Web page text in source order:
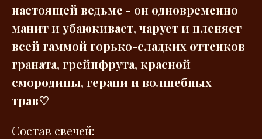
настоящей ведьме - он одновременно
манит и убаюкивает, чарует и пленяет
всей гаммой горько-сладких оттенков
граната, грейпфрута, красной
смородины, герани и волшебных
трав♡
Состав свечей: